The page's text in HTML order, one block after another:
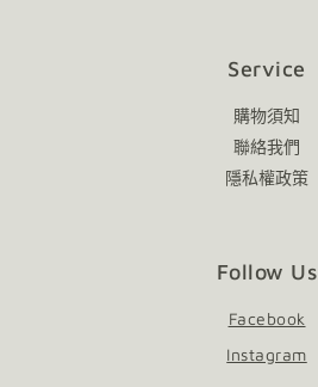
Service
購物須知
聯絡我們
隱私權政策
Follow Us
Facebook
Instagram